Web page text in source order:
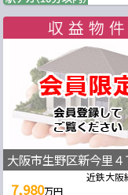
大阪市生野区新今里４
近鉄大阪
7,980万円